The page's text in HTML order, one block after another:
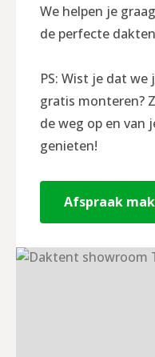
We helpen je
de perfecte
PS: Wist je dat
gratis monteren?
de weg op en van
genieten!
Afspraak